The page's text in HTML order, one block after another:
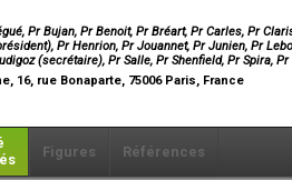
Pr Bujan, Pr Benoit, Pr Bréart, Pr Carles, Pr
Pr Henrion, Pr Jouannet, Pr Junien, Pr
(secrétaire), Pr Salle, Pr Shenfield, Pr Spira,
16, rue Bonaparte, 75006 Paris, France
Figures Références